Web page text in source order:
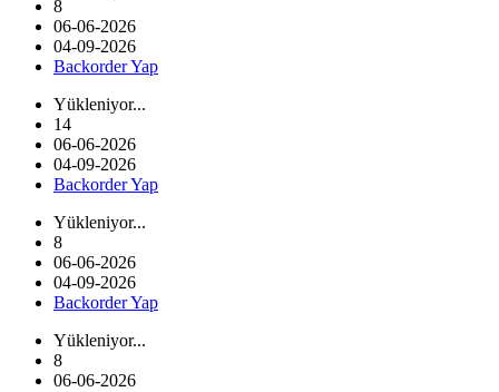
8
06-06-2026
04-09-2026
Backorder Yap
Yükleniyor...
14
06-06-2026
04-09-2026
Backorder Yap
Yükleniyor...
8
06-06-2026
04-09-2026
Backorder Yap
Yükleniyor...
8
06-06-2026